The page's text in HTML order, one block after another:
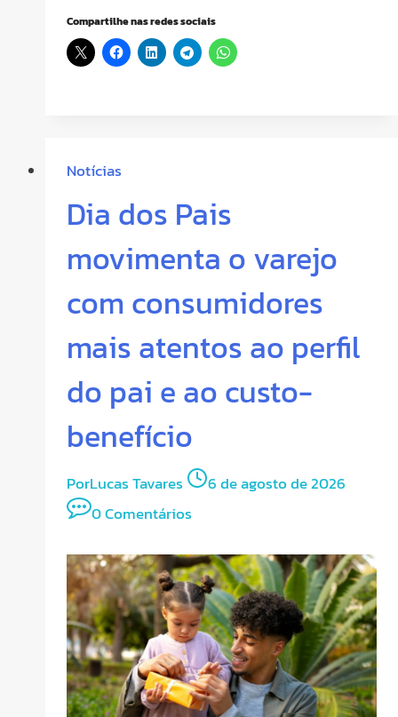
Compartilhe nas redes sociais
Notícias
Dia dos Pais
movimenta o varejo
com consumidores
mais atentos ao perfil
do pai e ao custo-
benefício
PorLucas Tavares
6 de agosto de 2026
0 Comentários